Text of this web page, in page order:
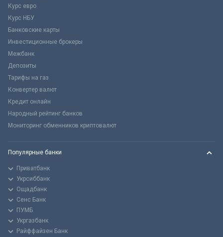
Курс евро
Курс НБУ
Банковские карты
Инвестиционные брокеры
Межбанк
Депозиты
Тарифы на газ
Конвертер валют
Кредит онлайн
Народный рейтинг банков
Мониторинг обменников криптовалют
Популярные банки
Приватбанк
Укрсиббанк
Ощадбанк
Сенс Банк
ПУМБ
Укргазбанк
Райффайзен Банк